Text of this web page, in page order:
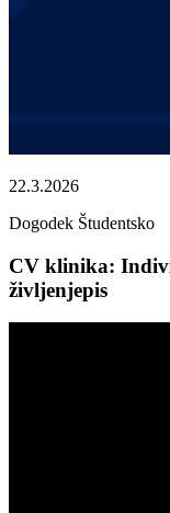
22.3.2026
Dogodek Študentsko
CV klinika:
življenjepis